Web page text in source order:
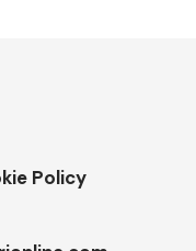
Policy